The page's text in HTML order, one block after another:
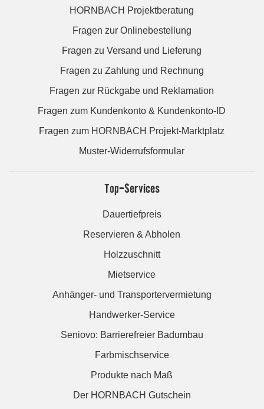
HORNBACH Projektberatung
Fragen zur Onlinebestellung
Fragen zu Versand und Lieferung
Fragen zu Zahlung und Rechnung
Fragen zur Rückgabe und Reklamation
Fragen zum Kundenkonto & Kundenkonto-ID
Fragen zum HORNBACH Projekt-Marktplatz
Muster-Widerrufsformular
Top-Services
Dauertiefpreis
Reservieren & Abholen
Holzzuschnitt
Mietservice
Anhänger- und Transportervermietung
Handwerker-Service
Seniovo: Barrierefreier Badumbau
Farbmischservice
Produkte nach Maß
Der HORNBACH Gutschein